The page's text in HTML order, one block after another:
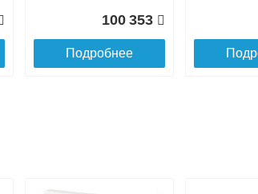
ITTBL.190.400.4700
100 353
Подробнее